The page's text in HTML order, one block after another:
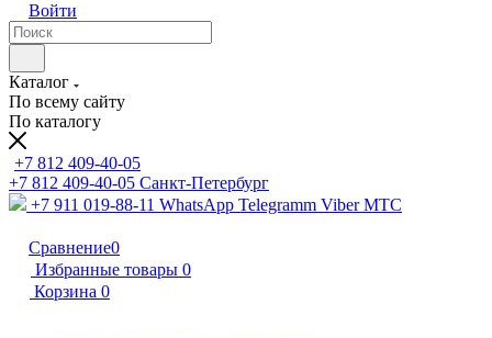
Войти
Каталог
По всему сайту
По каталогу
+7 812 409-40-05
+7 812 409-40-05 Санĸт-Петербург
+7 911 019-88-11 WhatsApp Telegramm Viber МТС
Сравнение0
Избранные товары 0
Корзина 0